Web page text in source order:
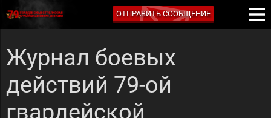
ОТПРАВИТЬ СООБЩЕНИЕ
Журнал боевых
действий 79-ой
гвардейской